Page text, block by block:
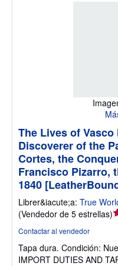
The Lives of
Discoverer of the
Cortes, the
Francisco Pizarro,
1840
Librer&iacute;a: True
(Vendedor de 5 estrellas)
5
Contactar al vendedor
Tapa dura. Condición:
IMPORT DUTIES AND